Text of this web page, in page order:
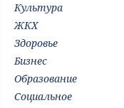
Культура
ЖКХ
Здоровье
Бизнес
Образование
Социальное